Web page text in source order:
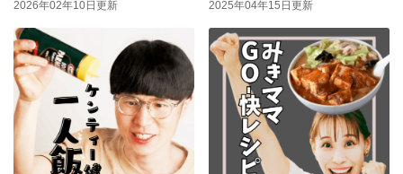
2026年02年10日更新 2025年04年15日更新